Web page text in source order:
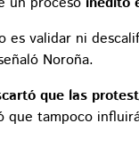
es validar ni
Noroña.
que las
tampoco